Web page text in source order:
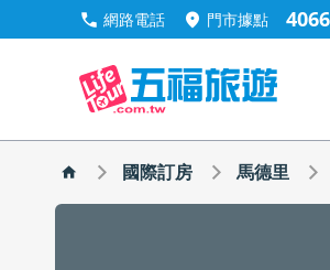
call 網路電話 location_on 門市據點
國際訂房 馬德里